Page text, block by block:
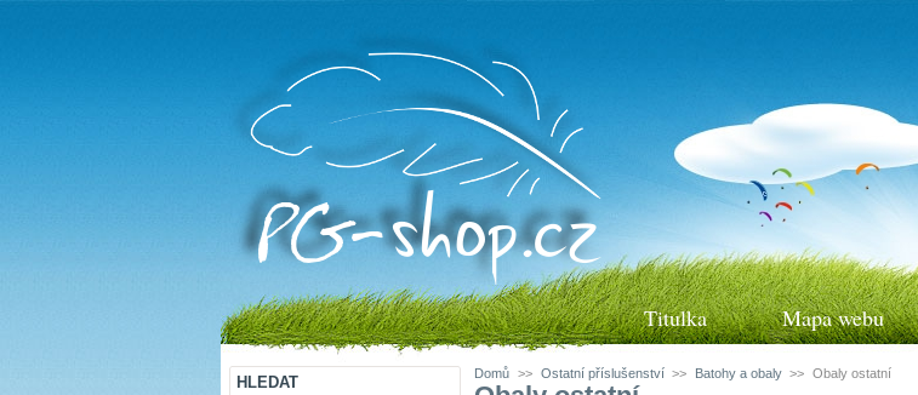
Titulka Mapa webu
HLEDAT
Domů >> Ostatní příslušenství >> Batohy a obaly >> Obaly ostatní